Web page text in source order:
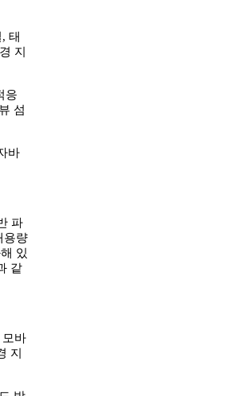
태
지
응
섬
바
파
용량
있
같
모바
지